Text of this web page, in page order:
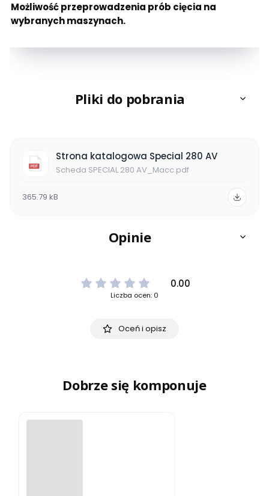
Możliwośćprzeprowadzenia prób cięcia na
wybranych maszynach.
Pliki do pobrania
Scheda SPECIAL 280 AV_Macc.pdf
365.79 kB
Strona katalogowa Special 280 AV
Opinie
0.00
Liczba ocen: 0
Oceń i opisz
Dobrze się komponuje